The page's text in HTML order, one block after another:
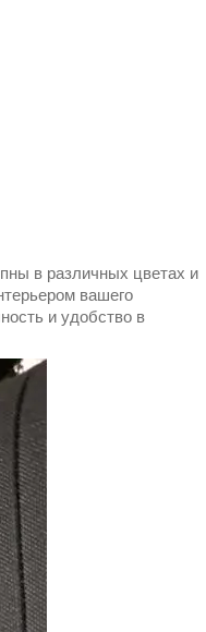
в различных цветах и
вашего
и удобство в